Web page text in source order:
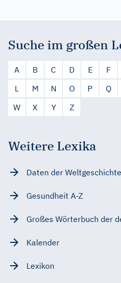
Suche im großen
A B C D E F
L
M N O P Q
W
X Y Z
Weitere Lexika
Daten der Weltgeschichte
Gesundheit A-Z
Großes Wörterbuch der
Kalender
Lexikon